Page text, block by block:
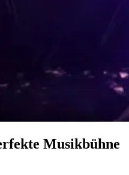
Musikbühne